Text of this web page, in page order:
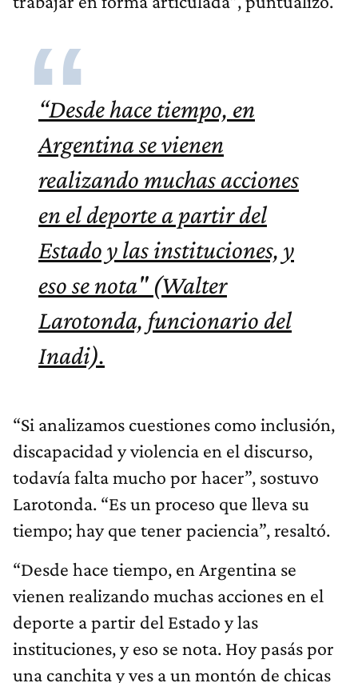
“Desde hace tiempo, en
Argentina se vienen
realizando muchas acciones
en el deporte a partir del
Estado y las instituciones, y
eso se nota" (Walter
Larotonda, funcionario del
Inadi).
“Si analizamos cuestiones como inclusión,
discapacidad y violencia en el discurso,
todavía falta mucho por hacer”, sostuvo
Larotonda. “Es un proceso que lleva su
tiempo; hay que tener paciencia”, resaltó.
“Desde hace tiempo, en Argentina se
vienen realizando muchas acciones en el
deporte a partir del Estado y las
instituciones, y eso se nota. Hoy pasás por
una canchita y ves a un montón de chicas